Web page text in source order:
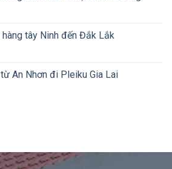
tây Ninh đến Đắk Lắk
An Nhơn đi Pleiku Gia Lai